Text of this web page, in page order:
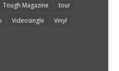
Tough Magazine
tour
Videosingle
Vinyl